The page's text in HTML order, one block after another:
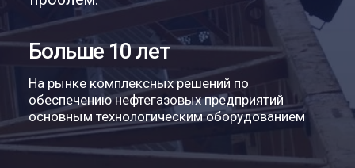
EPC
подрядчик
Как член СРО, можем выполнять
строительство опасных,
технически сложных и уникальных
объектов «под ключ», используя
EPC, EPCM, EPCS, PCM контракты